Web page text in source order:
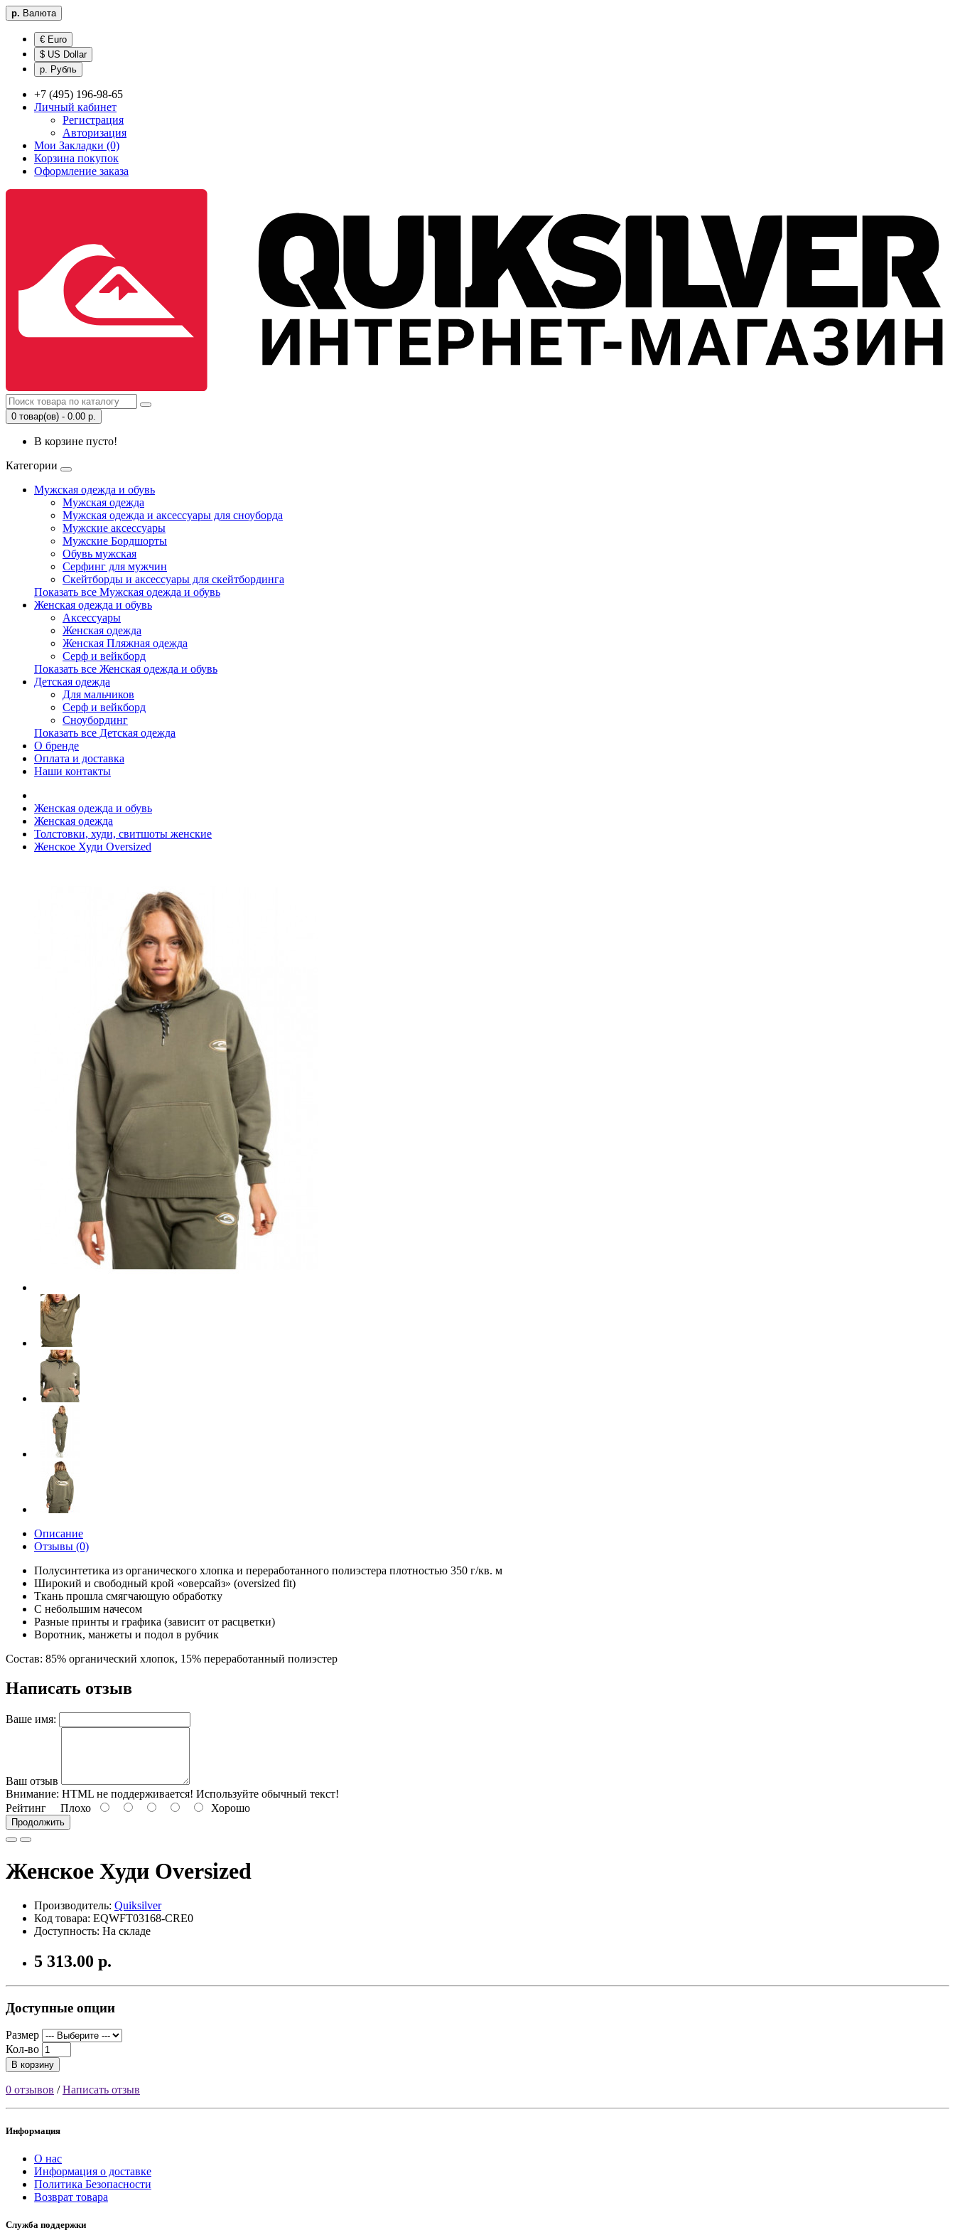
р. Валюта
€ Euro
$ US Dollar
р. Рубль
+7 (495) 196-98-65
Личный кабинет
Регистрация
Авторизация
Мои Закладки (0)
Корзина покупок
Оформление заказа
0 товар(ов) - 0.00 р.
В корзине пусто!
Категории
Мужская одежда и обувь
Мужская одежда
Мужская одежда и аксессуары для сноуборда
Мужские аксессуары
Мужские Бордшорты
Обувь мужская
Серфинг для мужчин
Скейтборды и аксессуары для скейтбординга
Показать все Мужская одежда и обувь
Женская одежда и обувь
Аксессуары
Женская одежда
Женская Пляжная одежда
Серф и вейкборд
Показать все Женская одежда и обувь
Детская одежда
Для мальчиков
Серф и вейкборд
Сноубординг
Показать все Детская одежда
О бренде
Оплата и доставка
Наши контакты
Женская одежда и обувь
Женская одежда
Толстовки, худи, свитшоты женские
Женское Худи Oversized
Описание
Отзывы (0)
Полусинтетика из органического хлопка и переработанного полиэстера плотностью 350 г/кв. м
Широкий и свободный крой «оверсайз» (oversized fit)
Ткань прошла смягчающую обработку
С небольшим начесом
Разные принты и графика (зависит от расцветки)
Воротник, манжеты и подол в рубчик
Состав: 85% органический хлопок, 15% переработанный полиэстер
Написать отзыв
Ваше имя:
Ваш отзыв
Внимание: HTML не поддерживается! Используйте обычный текст!
Рейтинг Плохо Хорошо
Продолжить
Женское Худи Oversized
Производитель: Quiksilver
Код товара: EQWFT03168-CRE0
Доступность: На складе
5 313.00 р.
Доступные опции
Размер
Кол-во
В корзину
0 отзывов /Написать отзыв
Информация
О нас
Информация о доставке
Политика Безопасности
Возврат товара
Служба поддержки